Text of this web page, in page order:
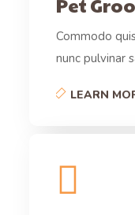
Commodo
nunc pulvinar
LEARN